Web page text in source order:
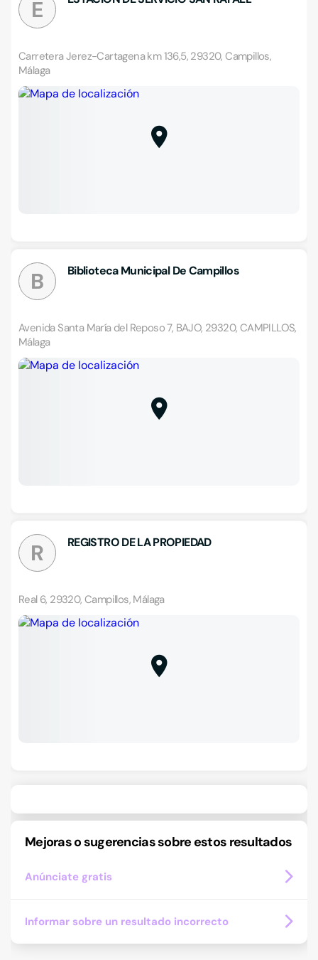
E
Carretera Jerez-Cartagena km 136,5, 29320, Campillos,
Málaga
B Biblioteca Municipal De Campillos
Avenida Santa María del Reposo 7, BAJO, 29320, CAMPILLOS,
Málaga
R REGISTRO DE LA PROPIEDAD
Real 6, 29320, Campillos, Málaga
Mejoras o sugerencias sobre estos resultados
Anúnciate gratis
Informar sobre un resultado incorrecto